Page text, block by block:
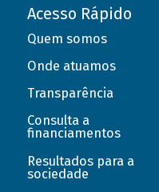
Acesso Rápido
Quem somos
Onde atuamos
Transparência
Consulta a
financiamentos
Resultados para a
sociedade